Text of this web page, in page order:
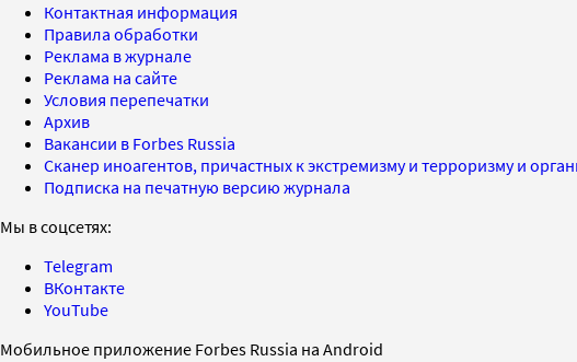
Контактная информация
Правила обработки
Реклама в журнале
Реклама на сайте
Условия перепечатки
Архив
Вакансии в Forbes Russia
Сканер иноагентов, причастных к экстремизму и терроризму и
Подписка на печатную версию журнала
Мы в соцсетях:
Telegram
ВКонтакте
YouTube
Мобильное приложение Forbes Russia на Android